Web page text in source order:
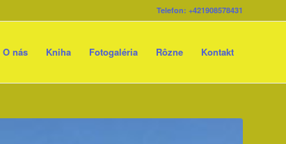
Telefon: +421908578431
O nás Kniha Fotogaléria Rôzne Kontakt